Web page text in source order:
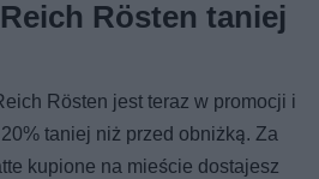
Rösten taniej
Rösten jest teraz w promocji i
20% taniej niż przed obniżką. Za
kupione na mieście dostajesz